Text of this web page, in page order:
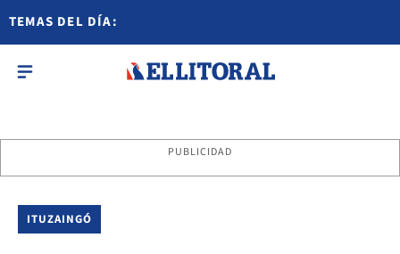
TEMAS DEL DÍA:
PUBLICIDAD
ITUZAINGÓ